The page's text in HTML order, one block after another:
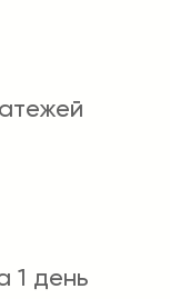
1 день